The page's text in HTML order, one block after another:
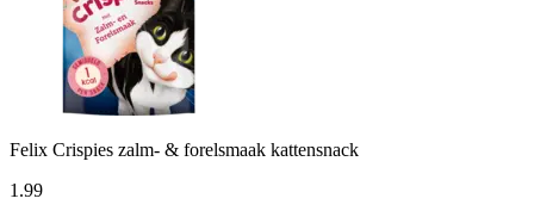
Felix Crispies zalm- & forelsmaak kattensnack
1 .99